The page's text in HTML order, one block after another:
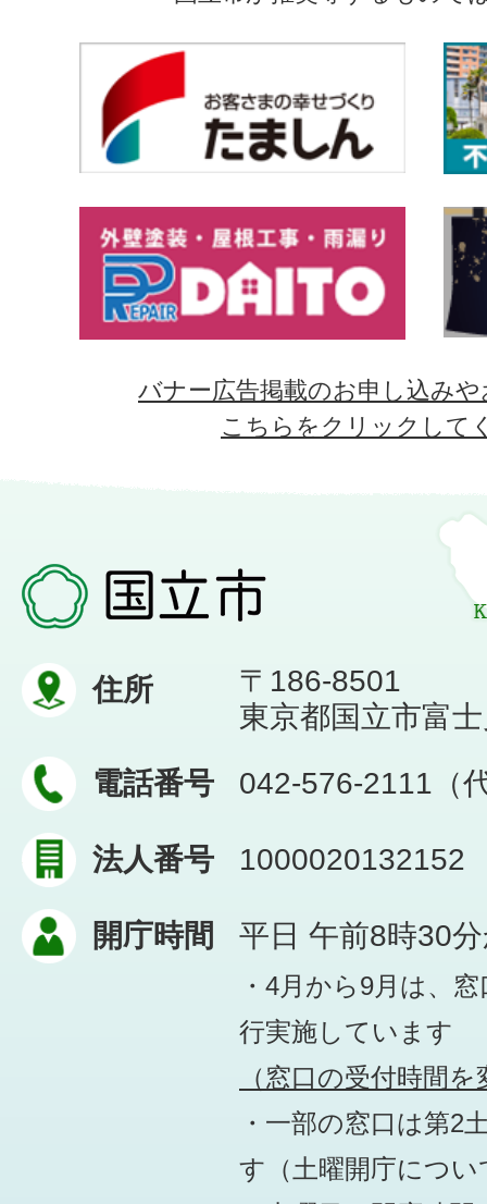
バナー広告掲載のお申し込み
こちらをクリックして
住所
〒186-8501
東京都国立市富
電話番号
042-576-2111（
法人番号 1000020132152
開庁時間 平日 午前8時30
・4月から9月は、
行実施しています
（窓口の受付時間
・一部の窓口は第2
す （土曜開庁につ